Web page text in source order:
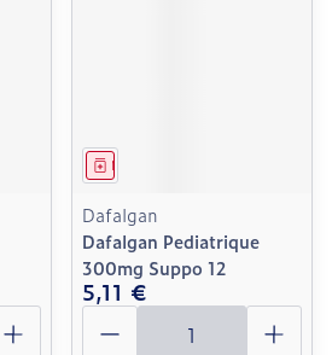
Médicament
Dafalgan
Dafalgan Pediatrique
300mg Suppo 12
5,11 €
Quantité